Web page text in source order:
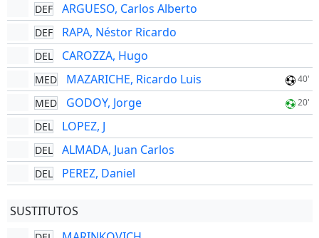
DEF ARGUESO, Carlos Alberto
DEF RAPA, Néstor Ricardo
DEL CAROZZA, Hugo
MED MAZARICHE, Ricardo Luis 40'
MED GODOY, Jorge 20'
DEL LOPEZ, J
DEL ALMADA, Juan Carlos
DEL PEREZ, Daniel
SUSTITUTOS